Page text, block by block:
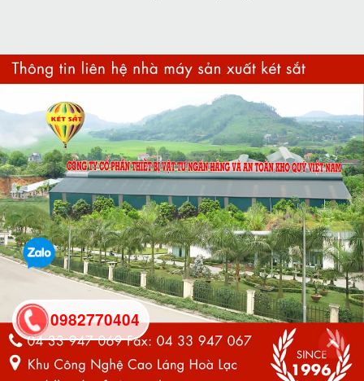
0982770404
back